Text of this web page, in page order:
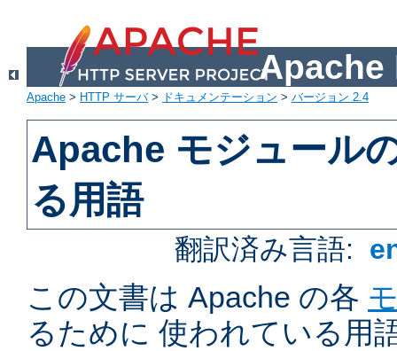
Apache
Apache > HTTP サーバ> ドキュメンテーション > バージョン 2.4
Apache モジュール
る用語
翻訳済み言語:
この文書は Apache の各
るために 使われている用